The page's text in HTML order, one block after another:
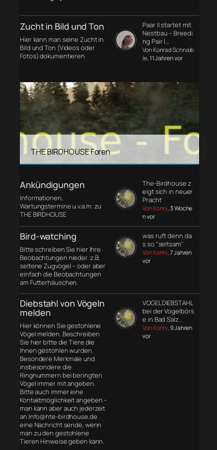
Zucht in Bild und Ton
Hier kann man seine Zucht in
Bild und Ton (Videos oder
Fotos) dokumentieren
Paar II startet mit
Nestbau – Breedi
ng Pair I…
Von Konrad Schnaib
le, 11 Jahren vor
THE BIRDHOUSE Foren
Ankündigungen
Informationen,
Wartungstermine u.v.a.m. zu
THE BIRDHOUSE
The-Birdhouse z
eigt sich in neuer
Pracht
Von Konni, 3 Woche
n vor
Bird-watching
Bitte schreiben Sie hier Ihre
Beobachtungen nieder. z.B.
seltene Zugvögel – oder aber
einfach die Beobachtungen
am Futterhäuschen.
was ruft denn da
s so "seltsam"
Von Konni, 7 Jahren
vor
Diebstahl von Vögeln
melden
Hier können Sie gestohlene
Vögel melden. Beschreiben
Sie hier bitte die Tiere die
Ihnen gestohlen wurden.
Besondere Merkmale und
insbesondere die
Ringnummern bei beringten
Vögel immer mit angeben.
Bitte auch immer eine
Kontaktmöglichkeit angeben –
man kann aber auch jederzeit
an Info@hte-birdhouse.de
eine Nachricht sende, wenn
man zu den gestohlene
Tieren Hinweise geben kann.
VOGELDIEBSTAHL
bei der Vogelbörs
e in Bad Salz…
Von Konni, 9 Jahren
vor